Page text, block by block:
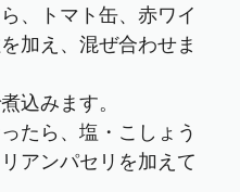
、トマト缶、赤ワイ
加え、混ぜ合わせま
込みます。
たら、塩・こしょう
アンパセリを加えて